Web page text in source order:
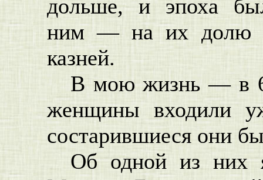
дольше, и эпоха
ним — на их долю
казней.
В мою жизнь — в
женщины входили
состарившиеся они
Об одной из них